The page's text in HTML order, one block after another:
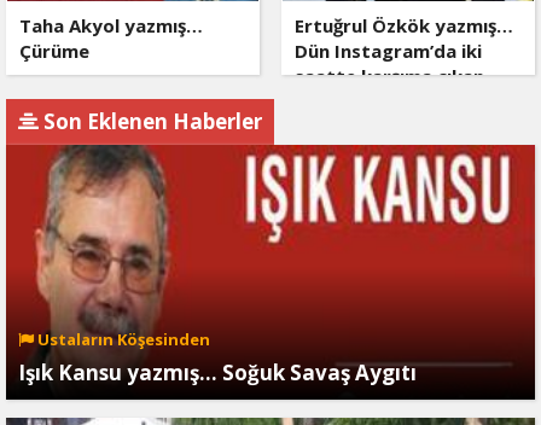
Taha Akyol yazmış…
Çürüme
Ertuğrul Özkök yazmış…
Dün Instagram’da iki
saatte karşıma çıkan
Son Eklenen Haberler
Ustaların Köşesinden
Işık Kansu yazmış… Soğuk Savaş Aygıtı